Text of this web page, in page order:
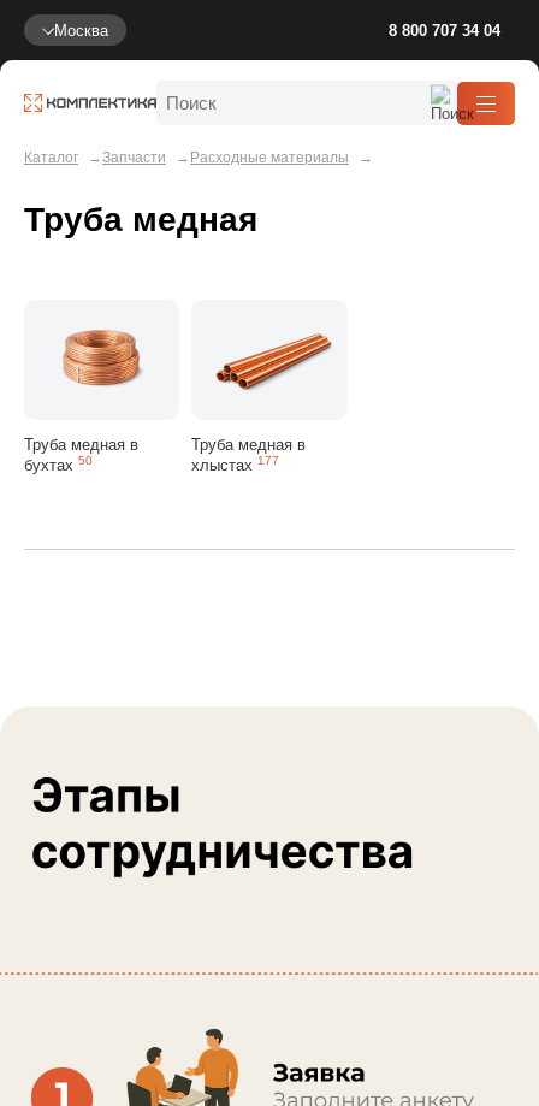
Москва 8 800 707 34 04
Каталог Запчасти Расходные материалы
Труба медная
Труба медная в
бухтах 50
Труба медная в
хлыстах177